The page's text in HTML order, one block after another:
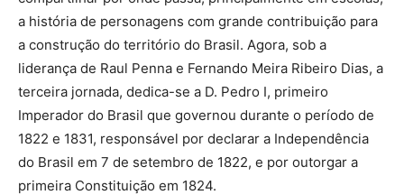
a história de personagens com grande contribuição para
a construção do território do Brasil. Agora, sob a
liderança de Raul Penna e Fernando Meira Ribeiro Dias, a
terceira jornada, dedica-se a D. Pedro I, primeiro
Imperador do Brasil que governou durante o período de
1822 e 1831, responsável por declarar a Independência
do Brasil em 7 de setembro de 1822, e por outorgar a
primeira Constituição em 1824.